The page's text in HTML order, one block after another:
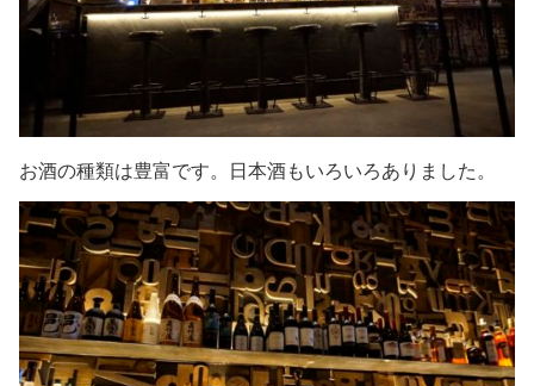
お酒の種類は豊富です。日本酒もいろいろありました。